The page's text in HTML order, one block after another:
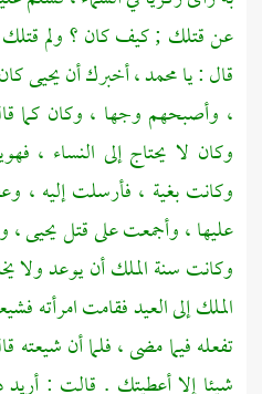
عن قتلك ; كيف كان ؟ ولم قتلك
قال : يامحمد ،أخبرك أنيحيى
، وأصبحهم وجها ، وكان كما
وكان لا يحتاج إلى النساء ،
وكانت بغية ، فأرسلت إليه ،
عليها ، وأجمعت على قتليحيى ،
وكانت سنة الملك أن يوعد
الملك إلى العيد فقامت امرأته
تفعله فيما مضى ، فلما أن شيعته